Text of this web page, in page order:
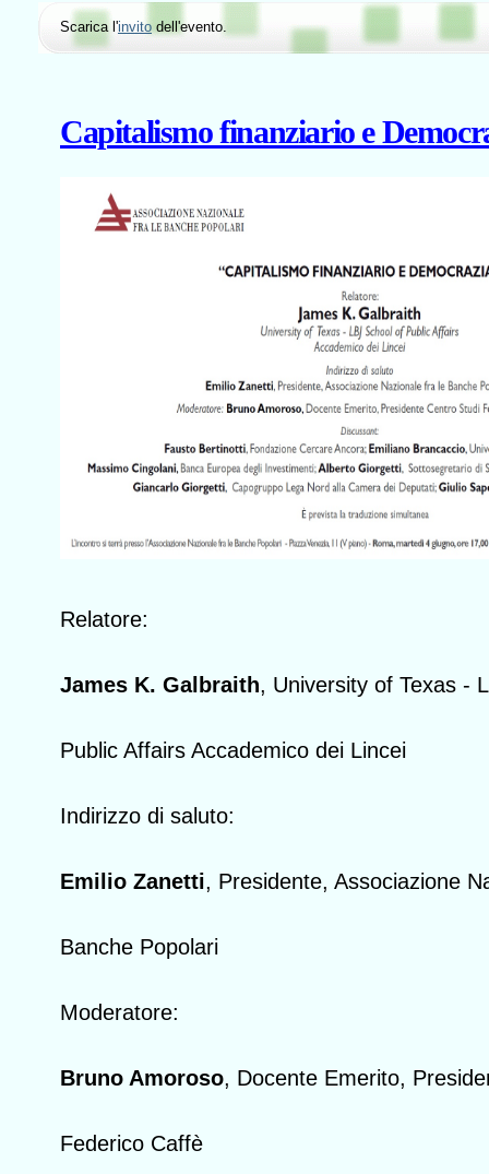
Scarica l'invitodell'evento.
Capitalismo finanziario e
Relatore:
James K. Galbraith, University of Texas -
Public Affairs Accademico dei Lincei
Indirizzo di saluto:
Emilio Zanetti, Presidente, Associazione
Banche Popolari
Moderatore:
Bruno Amoroso, Docente Emerito,
Federico Caffè